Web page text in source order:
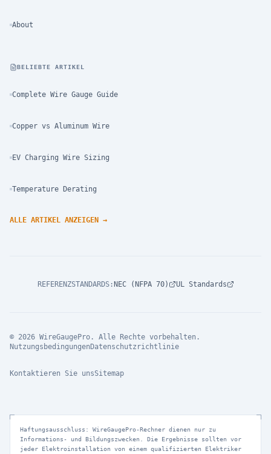
About
BELIEBTE ARTIKEL
Complete Wire Gauge Guide
Copper vs Aluminum Wire
EV Charging Wire Sizing
Temperature Derating
ALLE ARTIKEL ANZEIGEN →
REFERENZSTANDARDS: NEC (NFPA 70) UL Standards
© 2026 WireGaugePro. Alle Rechte vorbehalten.
Nutzungsbedingungen Datenschutzrichtlinie
Kontaktieren Sie unsSitemap
Haftungsausschluss: WireGaugePro-Rechner dienen nur zu
Informations- und Bildungszwecken. Die Ergebnisse sollten vor
jeder Elektroinstallation von einem qualifizierten Elektriker